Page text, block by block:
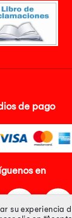
de pago
en
su experiencia